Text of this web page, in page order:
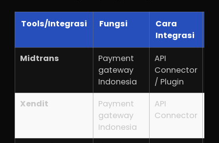
Tools/Integrasi Fungsi
Cara
Integrasi
Midtrans
Payment
gateway
Indonesia
API
Connector
/ Plugin
Xendit
Payment
gateway
Indonesia
API
Connector